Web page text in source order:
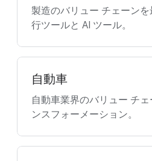
製造のバリュー チェーン
行ツールと AI ツール。
自動車
自動車業界のバリュー チ
ンスフォーメーション。